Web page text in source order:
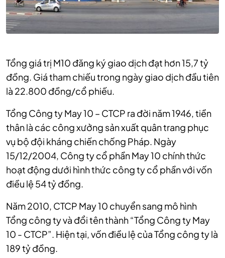
Tổng giá trị M10 đăng ký giao dịch đạt hơn 15,7 tỷ
đồng. Giá tham chiếu trong ngày giao dịch đầu tiên
là 22.800 đồng/cổ phiếu.
Tổng Công ty May 10 – CTCP ra đời năm 1946, tiền
thân là các công xưởng sản xuất quân trang phục
vụ bộ đội kháng chiến chống Pháp. Ngày
15/12/2004, Công ty cổ phần May 10 chính thức
hoạt động dưới hình thức công ty cổ phần với vốn
điều lệ 54 tỷ đồng.
Năm 2010, CTCP May 10 chuyển sang mô hình
Tổng công ty và đổi tên thành “Tổng Công ty May
10 - CTCP”. Hiện tại, vốn điều lệ của Tổng công ty là
189 tỷ đồng.